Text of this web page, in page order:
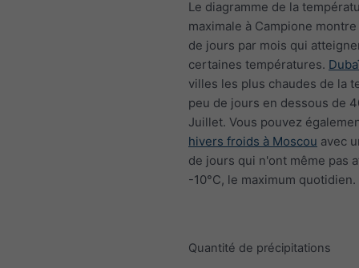
Le diagramme de la
maximale à Campione
de jours par mois qui
certaines températures.
villes les plus chaudes de la
peu de jours en dessous de
Juillet. Vous pouvez
hivers froids à Moscou avec
de jours qui n'ont même pas
-10°C, le maximum quotidien.
Quantité de précipitations